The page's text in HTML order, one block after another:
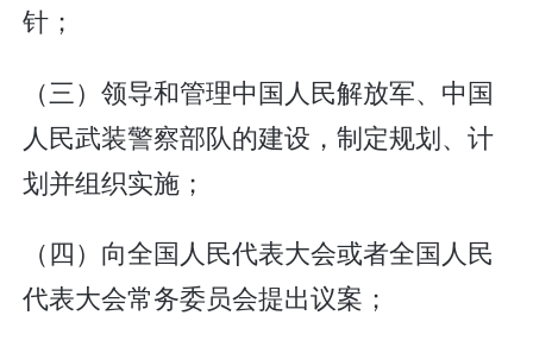
针；
（三）领导和管理中国人民解放军、中国
人民武装警察部队的建设，制定规划、计
划并组织实施；
（四）向全国人民代表大会或者全国人民
代表大会常务委员会提出议案；